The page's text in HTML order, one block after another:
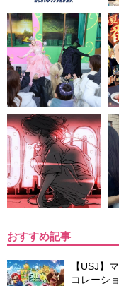
おすすめ記事
【USJ】
コレーシ